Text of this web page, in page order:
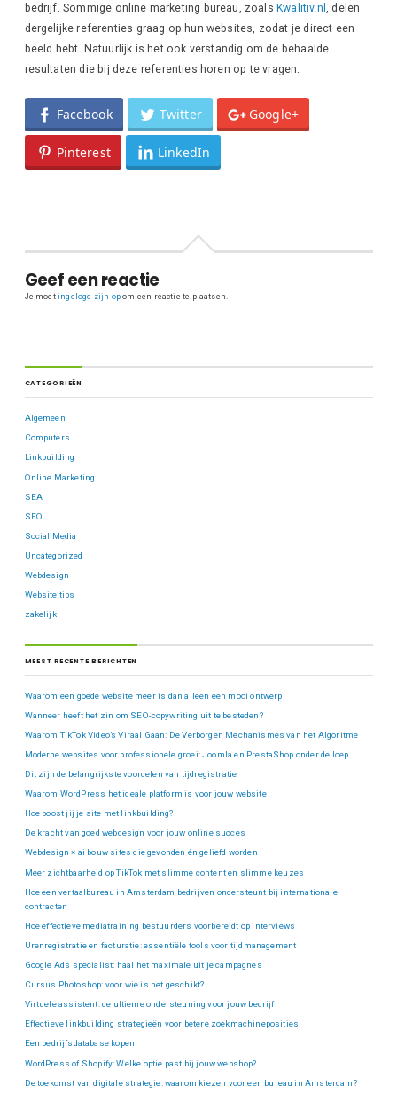
bedrijf. Sommige online marketing bureau, zoals Kwalitiv.nl , delen
dergelijke referenties graag op hun websites, zodat je direct een
beeld hebt. Natuurlijk is het ook verstandig om de behaalde
resultaten die bij deze referenties horen op te vragen.
Facebook Twitter Google+
Pinterest LinkedIn
Geef een reactie
Je moetingelogd zijn opom een reactie te plaatsen.
CATEGORIEËN
Algemeen
Computers
Linkbuilding
Online Marketing
SEA
SEO
Social Media
Uncategorized
Webdesign
Website tips
zakelijk
MEEST RECENTE BERICHTEN
Waarom een goede website meer is dan alleen een mooi ontwerp
Wanneer heeft het zin om SEO-copywriting uit te besteden?
Waarom TikTok Video’s Viraal Gaan: De Verborgen Mechanismes van het Algoritme
Moderne websites voor professionele groei: Joomla en PrestaShop onder de loep
Dit zijn de belangrijkste voordelen van tijdregistratie
Waarom WordPress het ideale platform is voor jouw website
Hoe boost jij je site met linkbuilding?
De kracht van goed webdesign voor jouw online succes
Webdesign × ai bouw sites die gevonden én geliefd worden
Meer zichtbaarheid op TikTok met slimme content en slimme keuzes
Hoe een vertaalbureau in Amsterdam bedrijven ondersteunt bij internationale
contracten
Hoe effectieve mediatraining bestuurders voorbereidt op interviews
Urenregistratie en facturatie: essentiële tools voor tijdmanagement
Google Ads specialist: haal het maximale uit je campagnes
Cursus Photoshop: voor wie is het geschikt?
Virtuele assistent: de ultieme ondersteuning voor jouw bedrijf
Effectieve linkbuilding strategieën voor betere zoekmachineposities
Een bedrijfsdatabase kopen
WordPress of Shopify: Welke optie past bij jouw webshop?
De toekomst van digitale strategie: waarom kiezen voor een bureau in Amsterdam?